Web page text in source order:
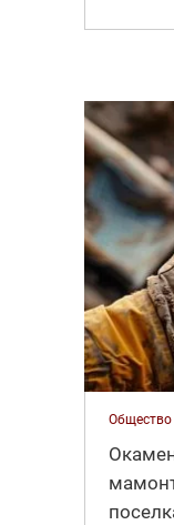
Общество